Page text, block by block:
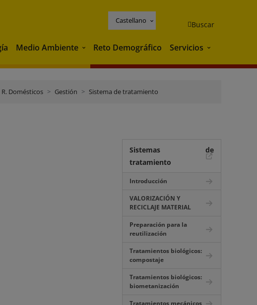
Castellano Buscar
Medio Ambiente Medio Ambiente
Reto Demográfico Servicios Servicios
R. Domésticos Gestión Sistema de tratamiento
Sistemas de
tratamiento
Introducción
VALORIZACIÓN Y
RECICLAJE MATERIAL
Preparación para la
reutilización
Tratamientos biológicos:
compostaje
Tratamientos biológicos:
biometanización
Tratamientos mecánicos